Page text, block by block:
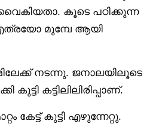
കൂടെ പഠിക്കുന്ന
എത്രയോ മുമ്പേ ആയി
നടന്നു. ജനാലയിലൂടെ
കട്ടിലിലിരിപ്പാണ്.
കേട്ട് കുട്ടി എഴുന്നേറ്റു.